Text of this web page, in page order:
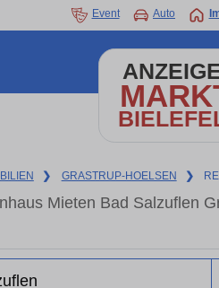
Event Auto
❯ GRASTRUP-HOELSEN ❯
Mieten Bad Salzuflen